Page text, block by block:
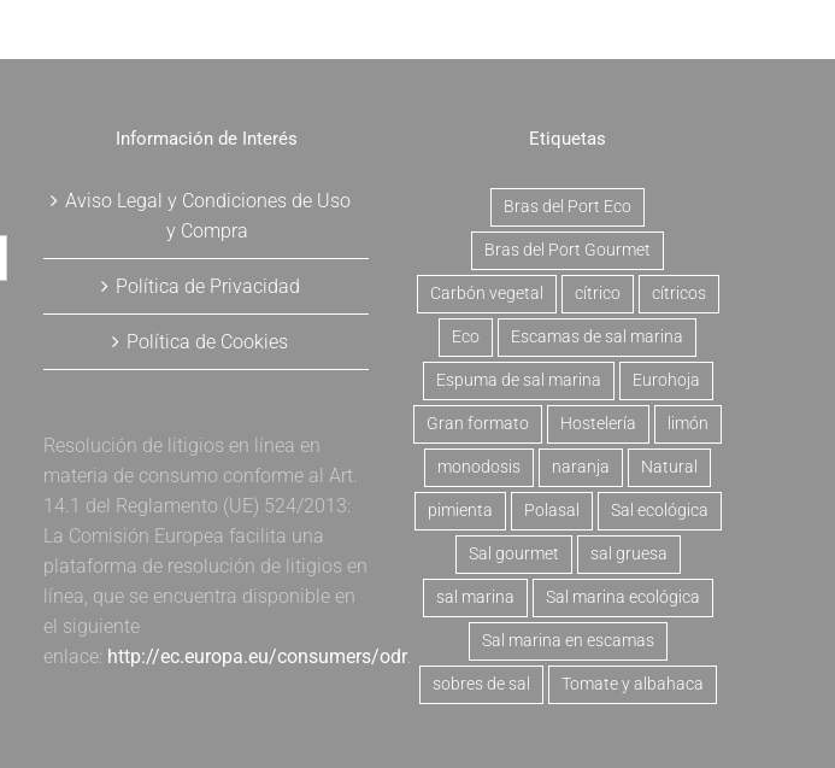
Información de Interés
Aviso Legal y Condiciones de Uso
y Compra
Política de Privacidad
Política de Cookies
Resolución de litigios en línea en
materia de consumo conforme al Art.
14.1 del Reglamento (UE) 524/2013:
La Comisión Europea facilita una
plataforma de resolución de litigios en
línea, que se encuentra disponible en
el siguiente
enlace: http://ec.europa.eu/consumers/odr.
Etiquetas
Bras del Port Eco
Bras del Port Gourmet
Carbón vegetal cítrico cítricos
Eco Escamas de sal marina
Espuma de sal marina Eurohoja
Gran formato Hostelería limón
monodosis naranja Natural
pimienta Polasal Sal ecológica
Sal gourmet sal gruesa
sal marina Sal marina ecológica
Sal marina en escamas
sobres de sal Tomate y albahaca